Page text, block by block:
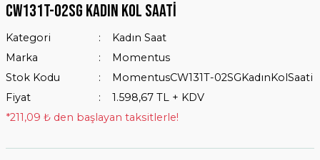
Cw131t-02sg Kadın Kol Saati
Kategori
Kadın Saat
Marka
Momentus
Stok Kodu
MomentusCW131T-02SGKadınKolSaati
Fiyat
1.598,67 TL + KDV
*211,09 ₺ den başlayan taksitlerle!